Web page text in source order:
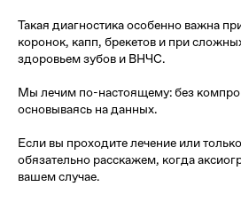
Такая диагностика особенно важна
коронок, капп, брекетов и при
здоровьем зубов и ВНЧС.
Мы лечим по-настоящему: без
основываясь на данных.
Если вы проходите лечение или
обязательно расскажем, когда
вашем случае.